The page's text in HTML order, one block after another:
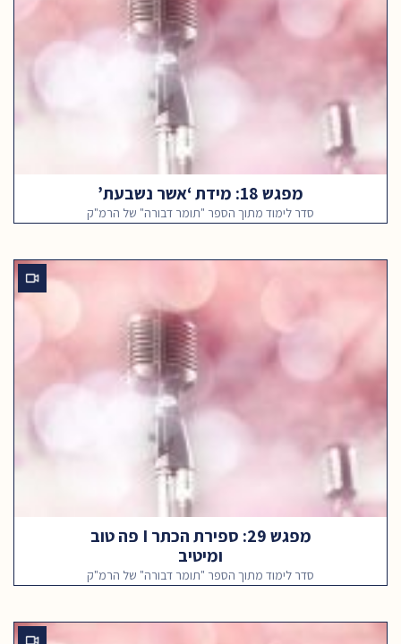
מפגש 18: מידת ‘אשר נשבעת’
סדר לימוד מתוך הספר "תומר דבורה" של הרמ"ק
מפגש 29: ספירת הכתר I פה טוב
ומיטיב
סדר לימוד מתוך הספר "תומר דבורה" של הרמ"ק